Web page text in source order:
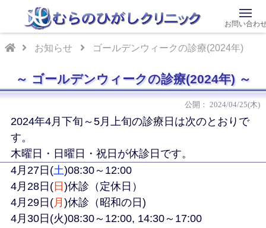
お知らせ ゴールデンウィークの診療(2024年)
ゴールデンウィークの診療(2024年)
2024/04/25(木)
2024年4月下旬～5月上旬の診療日は次のとおりで
す。
木曜日・日曜日・祝日が休診日です。
4月27日(土)08:30～12:00
4月28日( 日 )休診（定休日）
4月29日(月 )休診（昭和の日)
4月30日(火)08:30～12:00, 14:30～17:00
お問い合わ